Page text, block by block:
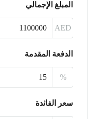
المبلغ الإجمالي
AED
الدفعة المقدمة
%
سعر الفائدة